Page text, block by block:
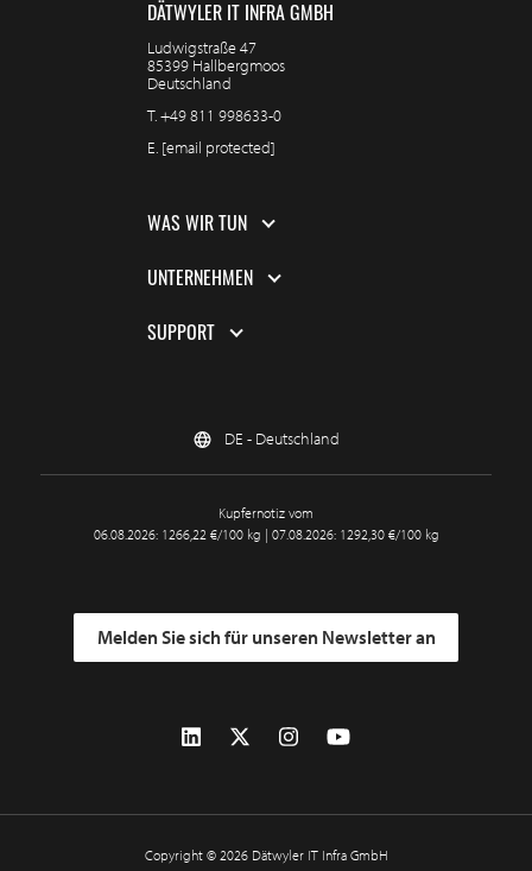
DÄTWYLER IT INFRA GMBH
Ludwigstraße 47
85399 Hallbergmoos
Deutschland
T.+49 811 998633-0
E. [email protected]
WAS WIR TUN
UNTERNEHMEN
SUPPORT
DE - Deutschland
Kupfernotiz vom
06.08.2026: 1266,22 €/100 kg | 07.08.2026: 1292,30 €/100 kg
Melden Sie sich für unseren Newsletter an
Copyright © 2026 Dätwyler IT Infra GmbH